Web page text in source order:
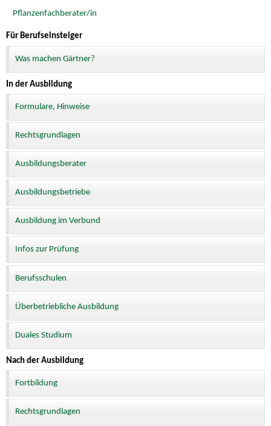
Pflanzenfachberater/in
Für Berufseinsteiger
Was machen Gärtner?
In der Ausbildung
Formulare, Hinweise
Rechtsgrundlagen
Ausbildungsberater
Ausbildungsbetriebe
Ausbildung im Verbund
Infos zur Prüfung
Berufsschulen
Überbetriebliche Ausbildung
Duales Studium
Nach der Ausbildung
Fortbildung
Rechtsgrundlagen